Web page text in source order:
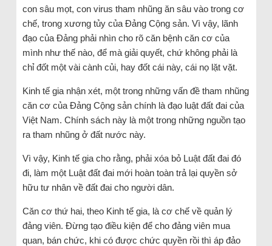
con sâu mọt, con virus tham nhũng ăn sâu vào trong cơ
chế, trong xương tủy của Đảng Cộng sản. Vì vậy, lãnh
đạo của Đảng phải nhìn cho rõ căn bệnh căn cơ của
mình như thế nào, để mà giải quyết, chứ không phải là
chỉ đốt một vài cành củi, hay đốt cái này, cái nọ lặt vặt.
Kinh tế gia nhận xét, một trong những vấn đề tham nhũng
căn cơ của Đảng Cộng sản chính là đạo luật đất đai của
Việt Nam. Chính sách này là một trong những nguồn tạo
ra tham nhũng ở đất nước này.
Vì vậy, Kinh tế gia cho rằng, phải xóa bỏ Luật đất đai đó
đi, làm một Luật đất đai mới hoàn toàn trả lại quyền sở
hữu tư nhân về đất đai cho người dân.
Căn cơ thứ hai, theo Kinh tế gia, là cơ chế về quản lý
đảng viên. Đừng tạo điều kiện để cho đảng viên mua
quan, bán chức, khi có được chức quyền rồi thì áp đảo